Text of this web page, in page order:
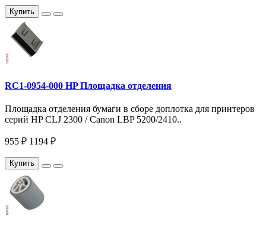
Купить
RC1-0954-000 HP Площадка отделения
Площадка отделения бумаги в сборе доплотка для принтеров
серий HP CLJ 2300 / Canon LBP 5200/2410..
955 ₽ 1194 ₽
Купить